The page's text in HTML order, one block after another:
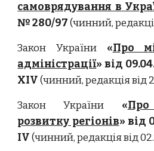
самоврядування в
№ 280/97(чинний,
Закон України«Про
адміністрації» від
XIV(чинний, редакція від
Закон України «
розвитку регіонів» від
IV(чинний, редакція від